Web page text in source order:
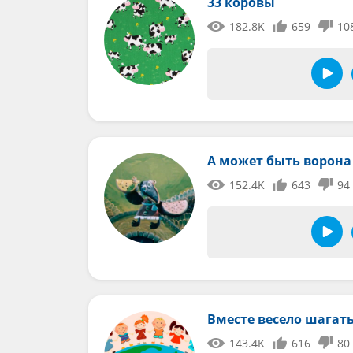
182.8K 659
А может быть ворона
152.4K 643 94
Вместе весело
143.4K 616 80